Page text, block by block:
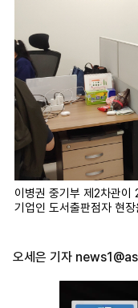
이병권 중기부 제2차관이
기업인 도서출판점자 현
오세은 기자